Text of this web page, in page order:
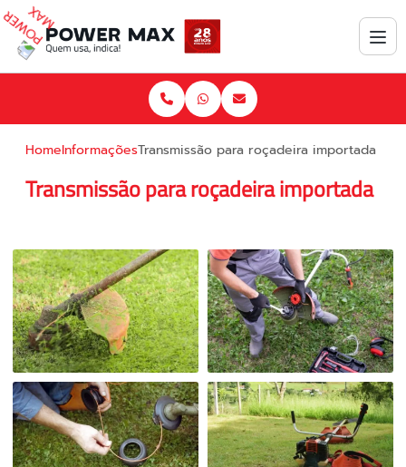
HomeInformaçõesTransmissão para roçadeira importada
Transmissão para roçadeira importada